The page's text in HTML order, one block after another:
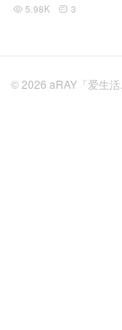
 5.98K  3
© 2026 aRAY「爱生活